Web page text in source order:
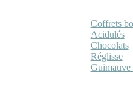
Coffrets
Acidulés
Chocolats
Réglisse